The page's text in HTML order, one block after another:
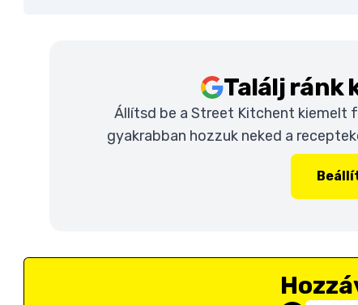
Találj ránk
Állítsd be a Street Kitchent kiemelt
gyakrabban hozzuk neked a